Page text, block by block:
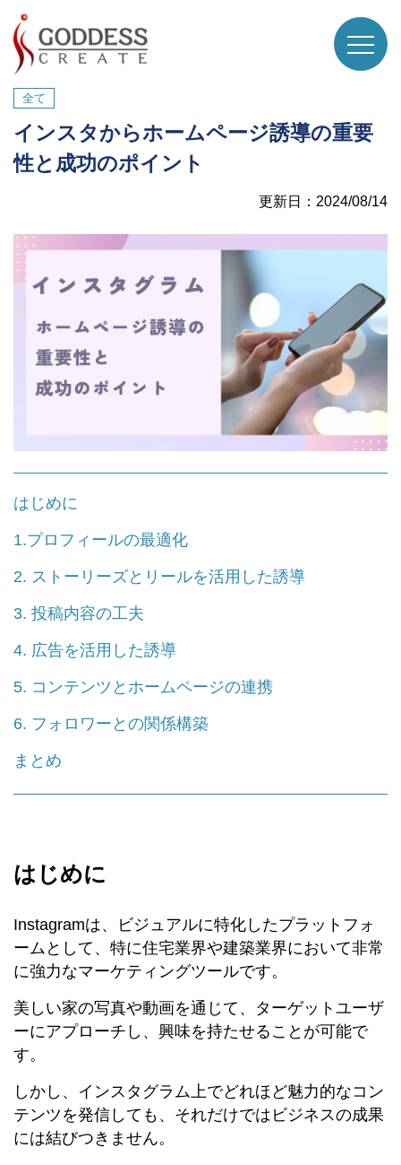
全て
インスタからホームページ誘導の重要
性と成功のポイント
更新日：2024/08/14
はじめに
1.プロフィールの最適化
2. ストーリーズとリールを活用した誘導
3. 投稿内容の工夫
4. 広告を活用した誘導
5. コンテンツとホームページの連携
6. フォロワーとの関係構築
まとめ
はじめに
Instagramは、ビジュアルに特化したプラットフォ
ームとして、特に住宅業界や建築業界において非常
に強力なマーケティングツールです。
美しい家の写真や動画を通じて、ターゲットユーザ
ーにアプローチし、興味を持たせることが可能で
す。
しかし、インスタグラム上でどれほど魅力的なコン
テンツを発信しても、それだけではビジネスの成果
には結びつきません。